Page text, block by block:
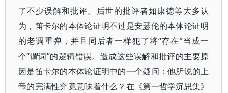
了不少误解和批评。后世的批评者如康德等大多认
为，笛卡尔的本体论证明不过是安瑟伦的本体论证明
的老调重弹，并且同后者一样犯了将“存在”当成一
个“谓词”的逻辑错误。造成这些误解和批评的主要原
因是笛卡尔的本体论证明中的一个疑问：他所说的上
帝的完满性究竟意味着什么？在《第一哲学沉思集》